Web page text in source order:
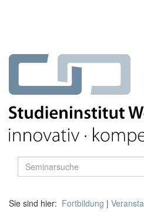
Sie sind hier: Fortbildung |